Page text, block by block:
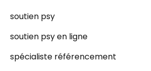
soutien psy
soutien psy en ligne
spécialiste référencement